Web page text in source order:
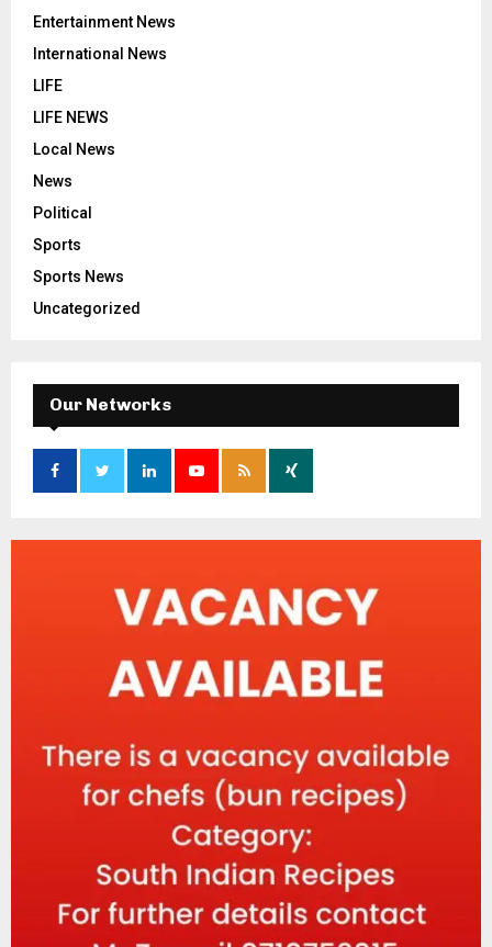
Entertainment News
International News
LIFE
LIFE NEWS
Local News
News
Political
Sports
Sports News
Uncategorized
Our Networks